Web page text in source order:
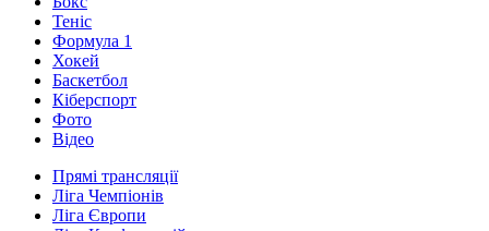
Теніс
Формула 1
Хокей
Баскетбол
Кіберспорт
Фото
Відео
Прямі трансляції
Ліга Чемпіонів
Ліга Європи